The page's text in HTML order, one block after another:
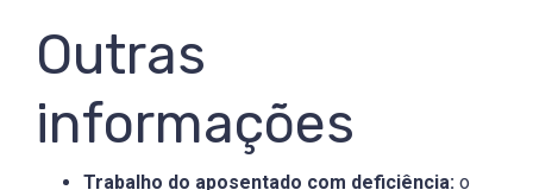
Outras
informações
Trabalho do aposentado com deficiência: o